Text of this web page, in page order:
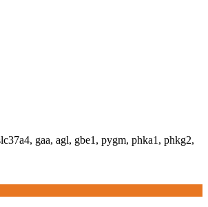
gaa, agl, gbe1, pygm, phka1, phkg2,